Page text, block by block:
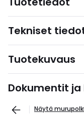
Tekniset
Tuotekuvaus
Dokumentit ja
Näytä